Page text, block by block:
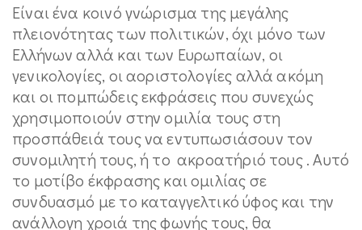
Είναι ένα κοινό γνώρισμα της μεγάλης
πλειονότητας των πολιτικών, όχι μόνο των
Ελλήνων αλλά και των Ευρωπαίων, οι
γενικολογίες, οι αοριστολογίες αλλά ακόμη
και οι πομπώδεις εκφράσεις που συνεχώς
χρησιμοποιούν στην ομιλία τους στη
προσπάθειά τους να εντυπωσιάσουν τον
συνομιλητή τους, ή το ακροατήριό τους . Αυτό
το μοτίβο έκφρασης και ομιλίας σε
συνδυασμό με το καταγγελτικό ύφος και την
ανάλλογη χροιά της φωνής τους, θα